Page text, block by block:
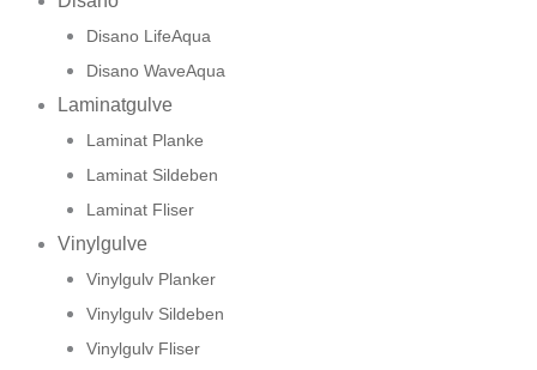
Disano LifeAqua
Disano WaveAqua
Laminatgulve
Laminat Planke
Laminat Sildeben
Laminat Fliser
Vinylgulve
Vinylgulv Planker
Vinylgulv Sildeben
Vinylgulv Fliser